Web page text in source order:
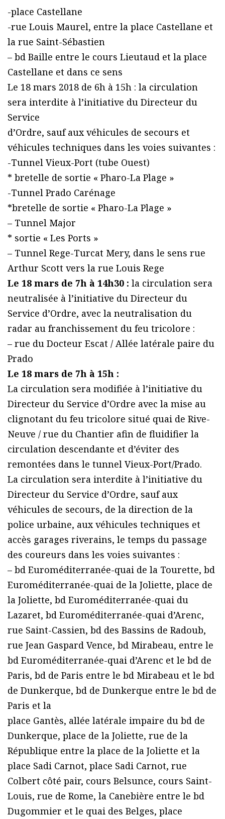
-place Castellane
-rue Louis Maurel, entre la place Castellane et
la rue Saint-Sébastien
– bd Baille entre le cours Lieutaud et la place
Castellane et dans ce sens
Le 18 mars 2018 de 6h à 15h : la circulation
sera interdite à l’initiative du Directeur du
Service
d’Ordre, sauf aux véhicules de secours et
véhicules techniques dans les voies suivantes :
-Tunnel Vieux-Port (tube Ouest)
* bretelle de sortie « Pharo-La Plage »
-Tunnel Prado Carénage
*bretelle de sortie « Pharo-La Plage »
– Tunnel Major
* sortie « Les Ports »
– Tunnel Rege-Turcat Mery, dans le sens rue
Arthur Scott vers la rue Louis Rege
Le 18 mars de 7h à 14h30 : la circulation sera
neutralisée à l’initiative du Directeur du
Service d’Ordre, avec la neutralisation du
radar au franchissement du feu tricolore :
– rue du Docteur Escat / Allée latérale paire du
Prado
Le 18 mars de 7h à 15h :
La circulation sera modifiée à l’initiative du
Directeur du Service d’Ordre avec la mise au
clignotant du feu tricolore situé quai de Rive-
Neuve / rue du Chantier afin de fluidifier la
circulation descendante et d’éviter des
remontées dans le tunnel Vieux-Port/Prado.
La circulation sera interdite à l’initiative du
Directeur du Service d’Ordre, sauf aux
véhicules de secours, de la direction de la
police urbaine, aux véhicules techniques et
accès garages riverains, le temps du passage
des coureurs dans les voies suivantes :
– bd Euroméditerranée-quai de la Tourette, bd
Euroméditerranée-quai de la Joliette, place de
la Joliette, bd Euroméditerranée-quai du
Lazaret, bd Euroméditerranée-quai d’Arenc,
rue Saint-Cassien, bd des Bassins de Radoub,
rue Jean Gaspard Vence, bd Mirabeau, entre le
bd Euroméditerranée-quai d’Arenc et le bd de
Paris, bd de Paris entre le bd Mirabeau et le bd
de Dunkerque, bd de Dunkerque entre le bd de
Paris et la
place Gantès, allée latérale impaire du bd de
Dunkerque, place de la Joliette, rue de la
République entre la place de la Joliette et la
place Sadi Carnot, place Sadi Carnot, rue
Colbert côté pair, cours Belsunce, cours Saint-
Louis, rue de Rome, la Canebière entre le bd
Dugommier et le quai des Belges, place